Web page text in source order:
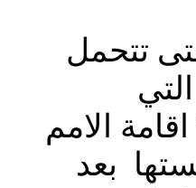
تتحمل
الامم
بعد